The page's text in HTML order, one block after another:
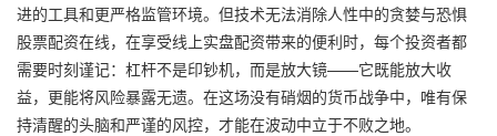
进的工具和更严格监管环境。但技术无法消除人性中的贪婪与恐惧
股票配资在线，在享受线上实盘配资带来的便利时，每个投资者都
需要时刻谨记：杠杆不是印钞机，而是放大镜——它既能放大收
益，更能将风险暴露无遗。在这场没有硝烟的货币战争中，唯有保
持清醒的头脑和严谨的风控，才能在波动中立于不败之地。